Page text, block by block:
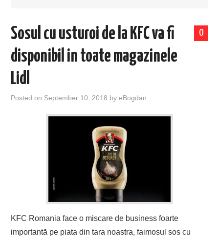
0
Sosul cu usturoi de la KFC va fi
disponibil in toate magazinele
Lidl
Posted on September 10, 2018 byeBogdan
KFC Romania face o miscare de business foarte
importantă pe piata din tara noastra, faimosul sos cu